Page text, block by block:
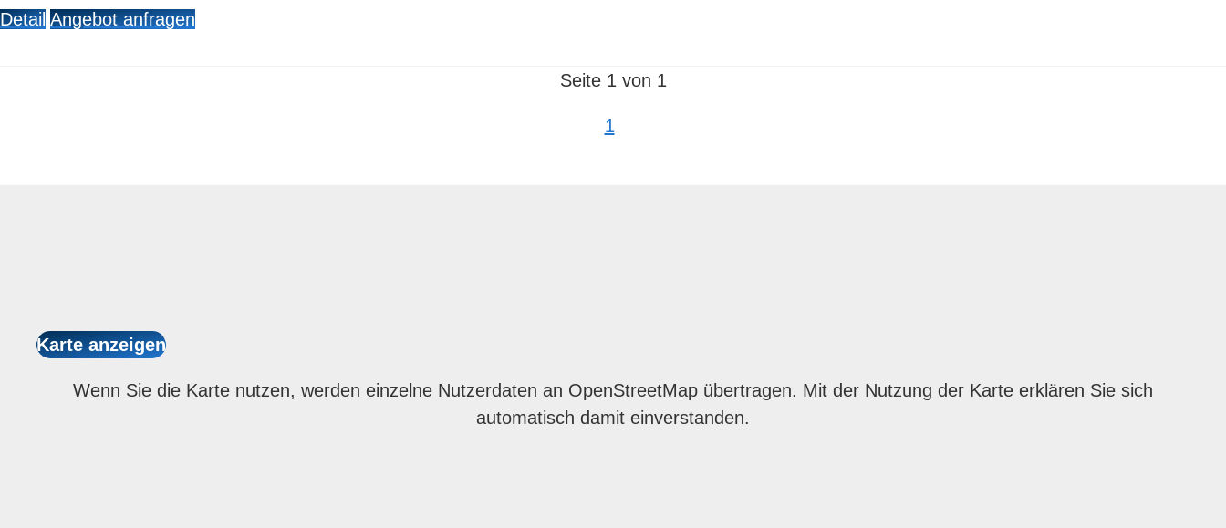
Detail Angebot anfragen
Seite 1 von 1
1
Wenn Sie die Karte nutzen, werden einzelne Nutzerdaten an OpenStreetMap übertragen. Mit der Nutzung der Karte erklären Sie sich
automatisch damit einverstanden.